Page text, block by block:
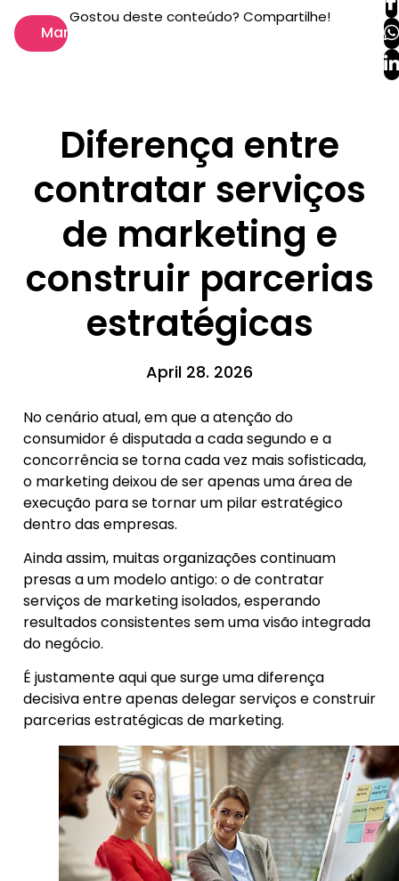
Marketing
Gostou deste conteúdo? Compartilhe!
Diferença entre
contratar serviços
de marketing e
construir parcerias
estratégicas
April 28. 2026
No cenário atual, em que a atenção do
consumidor é disputada a cada segundo e a
concorrência se torna cada vez mais sofisticada,
o marketing deixou de ser apenas uma área de
execução para se tornar um pilar estratégico
dentro das empresas.
Ainda assim, muitas organizações continuam
presas a um modelo antigo: o de contratar
serviços de marketing isolados, esperando
resultados consistentes sem uma visão integrada
do negócio.
É justamente aqui que surge uma diferença
decisiva entre apenas delegar serviços e construir
parcerias estratégicas de marketing.